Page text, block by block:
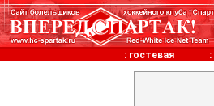
: гостевая :